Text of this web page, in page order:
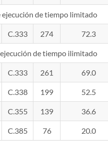
de tiempo limitado
C.333 274 72.3
de tiempo ilimitado
C.333 261 69.0
C.338 199 52.5
C.355 139 36.6
C.385 76 20.0